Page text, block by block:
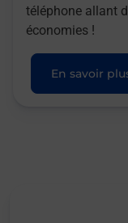
téléphone allant
économies !
En savoir